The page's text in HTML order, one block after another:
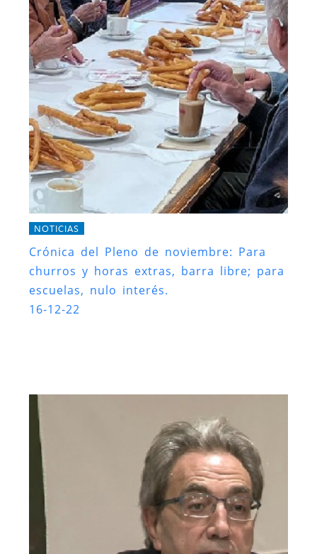
NOTICIAS
Crónica del Pleno de noviembre: Para
churros y horas extras, barra libre; para
escuelas, nulo interés.
16-12-22